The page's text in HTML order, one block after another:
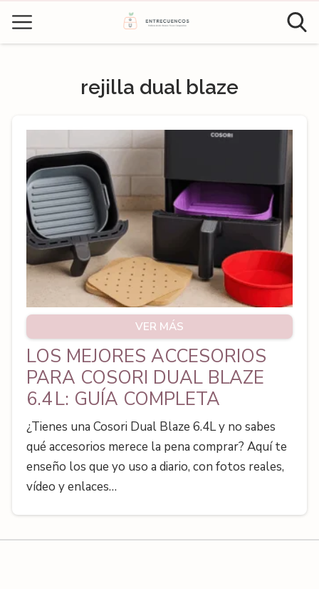
rejilla dual blaze
VER MÁS
LOS MEJORES ACCESORIOS
PARA COSORI DUAL BLAZE
6.4 L: GUÍA COMPLETA
¿Tienes una Cosori Dual Blaze 6.4L y no sabes
qué accesorios merece la pena comprar? Aquí te
enseño los que yo uso a diario, con fotos reales,
vídeo y enlaces…